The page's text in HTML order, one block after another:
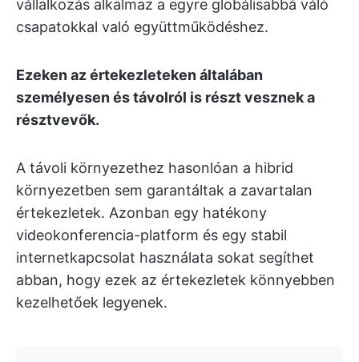
vállalkozás alkalmaz a egyre globálisabbá váló
csapatokkal való együttműködéshez.
Ezeken az értekezleteken általában
személyesen és távolról is részt vesznek a
résztvevők.
A távoli környezethez hasonlóan a hibrid
környezetben sem garantáltak a zavartalan
értekezletek. Azonban egy hatékony
videokonferencia-platform és egy stabil
internetkapcsolat használata sokat segíthet
abban, hogy ezek az értekezletek könnyebben
kezelhetőek legyenek.